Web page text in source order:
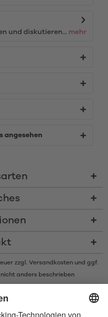
und diskutieren... mehr
angesehen
zzgl. Versandkostenund ggf.
anders beschrieben
Nutzung dieser Marken durch